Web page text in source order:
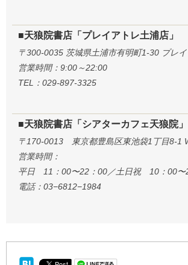
■天狼院書店「プレイアトレ土浦店」
〒300-0035 茨城県土浦市有明町1-30 プレ
営業時間：9:00～22:00
TEL：029-897-3325
■天狼院書店「シアターカフェ天狼院」
〒170-0013 東京都豊島区東池袋1丁目8-1
営業時間：
平日 11：00〜22：00／土日祝 10：00〜
電話：03−6812−1984